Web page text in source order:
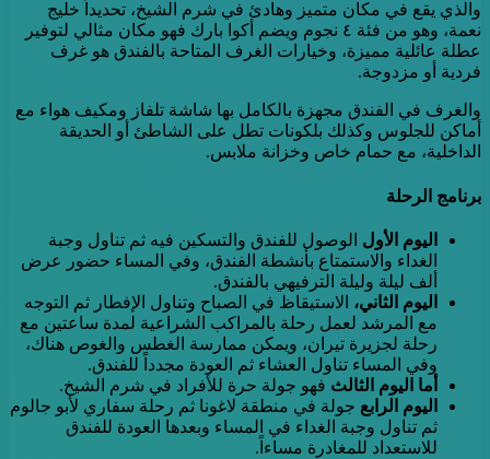
والذي يقع في مكان متميز وهادئ في شرم الشيخ، تحديداً خليج
نعمة، وهو من فئة ٤ نجوم ويضم أكوا بارك فهو مكان مثالي لتوفير
عطلة عائلية مميزة، وخيارات الغرف المتاحة بالفندق هو غرف
فردية أو مزدوجة.
والغرف في الفندق مجهزة بالكامل بها شاشة تلفاز ومكيف هواء مع
أماكن للجلوس وكذلك بلكونات تطل على الشاطئ أو الحديقة
الداخلية، مع حمام خاص وخزانة ملابس.
برنامج الرحلة
اليوم الأول الوصول للفندق والتسكين فيه ثم تناول وجبة
الغداء والاستمتاع بأنشطة الفندق، وفي المساء حضور عرض
ألف ليلة وليلة الترفيهي بالفندق.
اليوم الثاني، الاستيقاظ في الصباح وتناول الإفطار ثم التوجه
مع المرشد لعمل رحلة بالمراكب الشراعية لمدة ساعتين مع
رحلة لجزيرة تيران، ويمكن ممارسة الغطس والغوص هناك،
وفي المساء تناول العشاء ثم العودة مجدداً للفندق.
أما اليوم الثالث فهو جولة حرة للأفراد في شرم الشيخ.
اليوم الرابع جولة في منطقة لاغونا ثم رحلة سفاري لأبو جالوم
ثم تناول وجبة الغداء في المساء وبعدها العودة للفندق
للاستعداد للمغادرة مساءاً.